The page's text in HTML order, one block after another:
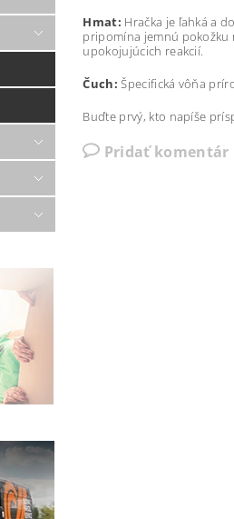
Hmat: Hračka je ľahká a
pripomína jemnú pokožku
upokojujúcich reakcií.
Čuch: Špecifická vôňa
Buďte prvý, kto napíše
Pridať komentár